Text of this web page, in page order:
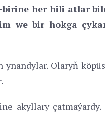
her hili atlar
we bir hokga
Olaryň
akyllary